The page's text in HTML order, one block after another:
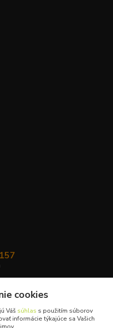
cookies
Váš súhlas s použitím súborov
informácie týkajúce sa Vašich